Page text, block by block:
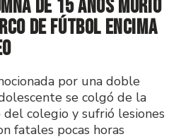
de 15 años murió
de fútbol encima
por una doble
se colgó de la
colegio y sufrió lesiones
fatales pocas horas